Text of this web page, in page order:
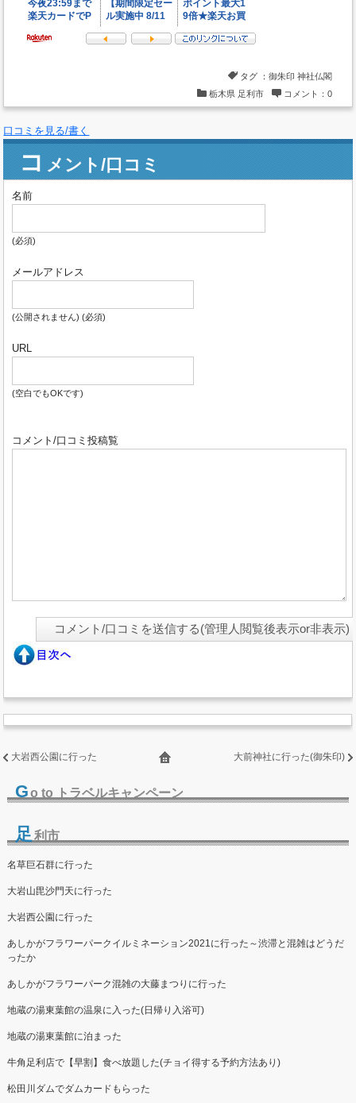
タグ ： 御朱印 神社仏閣
栃木県 足利市 コメント：0
口コミを見る/書く
コメント/口コミ
名前
(必須)
メールアドレス
(公開されません) (必須)
URL
(空白でもOKです)
コメント/口コミ投稿覧
大岩西公園に行った 大前神社に行った(御朱印)
Go to トラベルキャンペーン
足利市
名草巨石群に行った
大岩山毘沙門天に行った
大岩西公園に行った
あしかがフラワーパークイルミネーション2021に行った～渋滞と混雑はどうだ
ったか
あしかがフラワーパーク混雑の大藤まつりに行った
地蔵の湯東葉館の温泉に入った(日帰り入浴可)
地蔵の湯東葉館に泊まった
牛角足利店で【早割】食べ放題した(チョイ得する予約方法あり)
松田川ダムでダムカードもらった